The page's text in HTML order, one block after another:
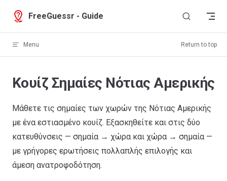
Skip to content
FreeGuessr - Guide
Menu Return to top
Κουίζ Σημαίες Νότιας Αμερικής
Μάθετε τις σημαίες των χωρών της Νότιας Αμερικής
με ένα εστιασμένο κουίζ. Εξασκηθείτε και στις δύο
κατευθύνσεις — σημαία → χώρα και χώρα → σημαία —
με γρήγορες ερωτήσεις πολλαπλής επιλογής και
άμεση ανατροφοδότηση.